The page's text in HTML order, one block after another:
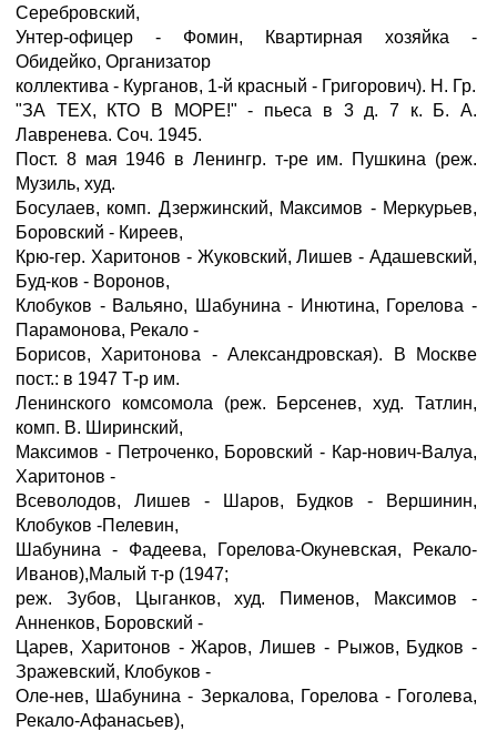
Серебровский,
Унтер-офицер - Фомин, Квартирная хозяйка -
Обидейко, Организатор
коллектива - Курганов, 1-й красный - Григорович). Н. Гр.
"ЗА ТЕХ, КТО В МОРЕ!" - пьеса в 3 д. 7 к. Б. А.
Лавренева. Соч. 1945.
Пост. 8 мая 1946 в Ленингр. т-ре им. Пушкина (реж.
Музиль, худ.
Босулаев, комп. Дзержинский, Максимов - Меркурьев,
Боровский - Киреев,
Крю-гер. Харитонов - Жуковский, Лишев - Адашевский,
Буд-ков - Воронов,
Клобуков - Вальяно, Шабунина - Инютина, Горелова -
Парамонова, Рекало -
Борисов, Харитонова - Александровская). В Москве
пост.: в 1947 Т-р им.
Ленинского комсомола (реж. Берсенев, худ. Татлин,
комп. В. Ширинский,
Максимов - Петроченко, Боровский - Кар-нович-Валуа,
Харитонов -
Всеволодов, Лишев - Шаров, Будков - Вершинин,
Клобуков -Пелевин,
Шабунина - Фадеева, Горелова-Окуневская, Рекало-
Иванов),Малый т-р (1947;
реж. Зубов, Цыганков, худ. Пименов, Максимов -
Анненков, Боровский -
Царев, Харитонов - Жаров, Лишев - Рыжов, Будков -
Зражевский, Клобуков -
Оле-нев, Шабунина - Зеркалова, Горелова - Гоголева,
Рекало-Афанасьев),